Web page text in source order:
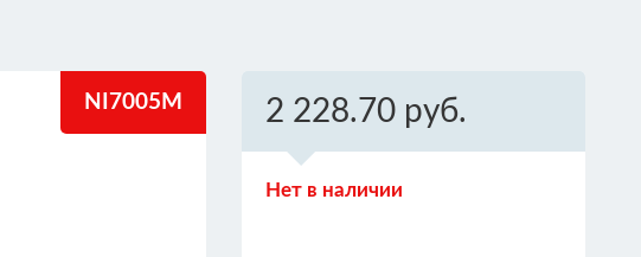
NI7005M 2 228.70 руб.
Нет в наличии